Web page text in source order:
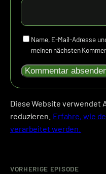
Name, E-Mail-Adresse
meinen nächsten
Diese Website verwendet
reduzieren. Erfahre, wie
verarbeitet werden.
VORHERIGE EPISODE